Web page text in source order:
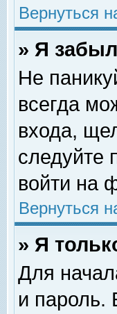
Вернуться
» Я
Не
всегда
входа,
следуйте
войти на
Вернуться
» Я
Для
и пароль.